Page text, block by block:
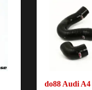
do88 Audi A4